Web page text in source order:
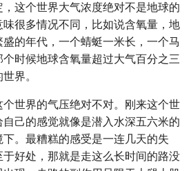
这个世界大气浓度绝对不是地球的
很多情况不同，比如说含氧量，地
的年代，一个蜻蜓一米长，一个马
时候地球含氧量超过大气百分之三
界。
世界的气压绝对不对。刚来这个世
己的感觉就像是潜入水深五六米的
。最糟糕的感受是一连几天的失
好处，那就是走这么长时间的路没